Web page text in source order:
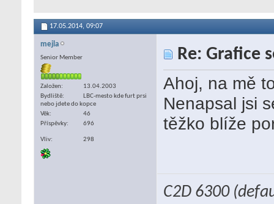
17.05.2014, 09:07
mejla
Senior Member
Založen
13.04.2003
Bydliště
LBC-mesto kde furt prsi
nebo jdete do kopce
Věk
46
Příspěvky
696
Vliv 298
Re: Grafice
Ahoj, na mě
Nenapsal jsi
těžko blíže
C2D 6300